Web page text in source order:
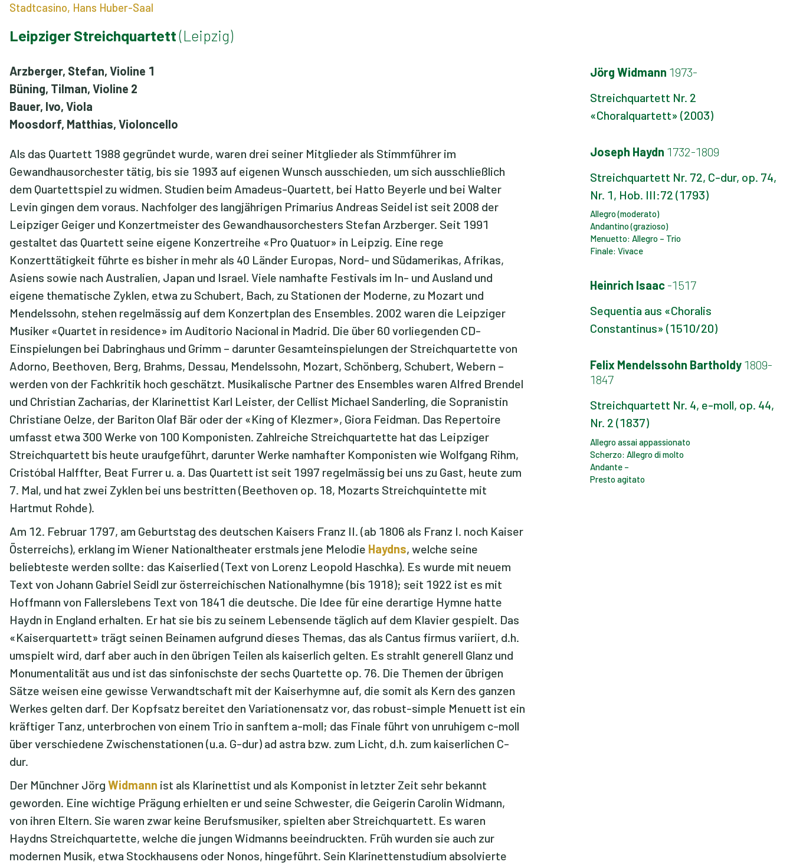
Stadtcasino, Hans Huber-Saal
Leipziger Streichquartett(Leipzig)
Arzberger, Stefan, Violine 1
Büning, Tilman, Violine 2
Bauer, Ivo, Viola
Moosdorf, Matthias, Violoncello
Als das Quartett 1988 gegründet wurde, waren drei seiner Mitglieder als Stimmführer im
Gewandhausorchester tätig, bis sie 1993 auf eigenen Wunsch ausschieden, um sich ausschließlich
dem Quartettspiel zu widmen. Studien beim Amadeus-Quartett, bei Hatto Beyerle und bei Walter
Levin gingen dem voraus. Nachfolger des langjährigen Primarius Andreas Seidel ist seit 2008 der
Leipziger Geiger und Konzertmeister des Gewandhausorchesters Stefan Arzberger. Seit 1991
gestaltet das Quartett seine eigene Konzertreihe «Pro Quatuor» in Leipzig. Eine rege
Konzerttätigkeit führte es bisher in mehr als 40 Länder Europas, Nord- und Südamerikas, Afrikas,
Asiens sowie nach Australien, Japan und Israel. Viele namhafte Festivals im In- und Ausland und
eigene thematische Zyklen, etwa zu Schubert, Bach, zu Stationen der Moderne, zu Mozart und
Mendelssohn, stehen regelmässig auf dem Konzertplan des Ensembles. 2002 waren die Leipziger
Musiker «Quartet in residence» im Auditorio Nacional in Madrid. Die über 60 vorliegenden CD-
Einspielungen bei Dabringhaus und Grimm – darunter Gesamteinspielungen der Streichquartette von
Adorno, Beethoven, Berg, Brahms, Dessau, Mendelssohn, Mozart, Schönberg, Schubert, Webern –
werden von der Fachkritik hoch geschätzt. Musikalische Partner des Ensembles waren Alfred Brendel
und Christian Zacharias, der Klarinettist Karl Leister, der Cellist Michael Sanderling, die Sopranistin
Christiane Oelze, der Bariton Olaf Bär oder der «King of Klezmer», Giora Feidman. Das Repertoire
umfasst etwa 300 Werke von 100 Komponisten. Zahlreiche Streichquartette hat das Leipziger
Streichquartett bis heute uraufgeführt, darunter Werke namhafter Komponisten wie Wolfgang Rihm,
Cristóbal Halffter, Beat Furrer u. a. Das Quartett ist seit 1997 regelmässig bei uns zu Gast, heute zum
7. Mal, und hat zwei Zyklen bei uns bestritten (Beethoven op. 18, Mozarts Streichquintette mit
Hartmut Rohde).
Am 12. Februar 1797, am Geburtstag des deutschen Kaisers Franz II. (ab 1806 als Franz I. noch Kaiser
Österreichs), erklang im Wiener Nationaltheater erstmals jene Melodie Haydns, welche seine
beliebteste werden sollte: das Kaiserlied (Text von Lorenz Leopold Haschka). Es wurde mit neuem
Text von Johann Gabriel Seidl zur österreichischen Nationalhymne (bis 1918); seit 1922 ist es mit
Hoffmann von Fallerslebens Text von 1841 die deutsche. Die Idee für eine derartige Hymne hatte
Haydn in England erhalten. Er hat sie bis zu seinem Lebensende täglich auf dem Klavier gespielt. Das
«Kaiserquartett» trägt seinen Beinamen aufgrund dieses Themas, das als Cantus firmus variiert, d.h.
umspielt wird, darf aber auch in den übrigen Teilen als kaiserlich gelten. Es strahlt generell Glanz und
Monumentalität aus und ist das sinfonischste der sechs Quartette op. 76. Die Themen der übrigen
Sätze weisen eine gewisse Verwandtschaft mit der Kaiserhymne auf, die somit als Kern des ganzen
Werkes gelten darf. Der Kopfsatz bereitet den Variationensatz vor, das robust-simple Menuett ist ein
kräftiger Tanz, unterbrochen von einem Trio in sanftem a-moll; das Finale führt von unruhigem c-moll
über verschiedene Zwischenstationen (u.a. G-dur) ad astra bzw. zum Licht, d.h. zum kaiserlichen C-
dur.
Der Münchner Jörg Widmann ist als Klarinettist und als Komponist in letzter Zeit sehr bekannt
geworden. Eine wichtige Prägung erhielten er und seine Schwester, die Geigerin Carolin Widmann,
von ihren Eltern. Sie waren zwar keine Berufsmusiker, spielten aber Streichquartett. Es waren
Haydns Streichquartette, welche die jungen Widmanns beeindruckten. Früh wurden sie auch zur
modernen Musik, etwa Stockhausens oder Nonos, hingeführt. Sein Klarinettenstudium absolvierte
Jörg Widmann 1973-
Streichquartett Nr. 2
«Choralquartett» (2003)
Joseph Haydn 1732-1809
Streichquartett Nr. 72, C-dur, op. 74,
Nr. 1, Hob. III:72 (1793)
Allegro (moderato)
Andantino (grazioso)
Menuetto: Allegro – Trio
Finale: Vivace
Heinrich Isaac-1517
Sequentia aus «Choralis
Constantinus» (1510/20)
Felix Mendelssohn Bartholdy 1809-
1847
Streichquartett Nr. 4, e-moll, op. 44,
Nr. 2 (1837)
Allegro assai appassionato
Scherzo: Allegro di molto
Andante –
Presto agitato